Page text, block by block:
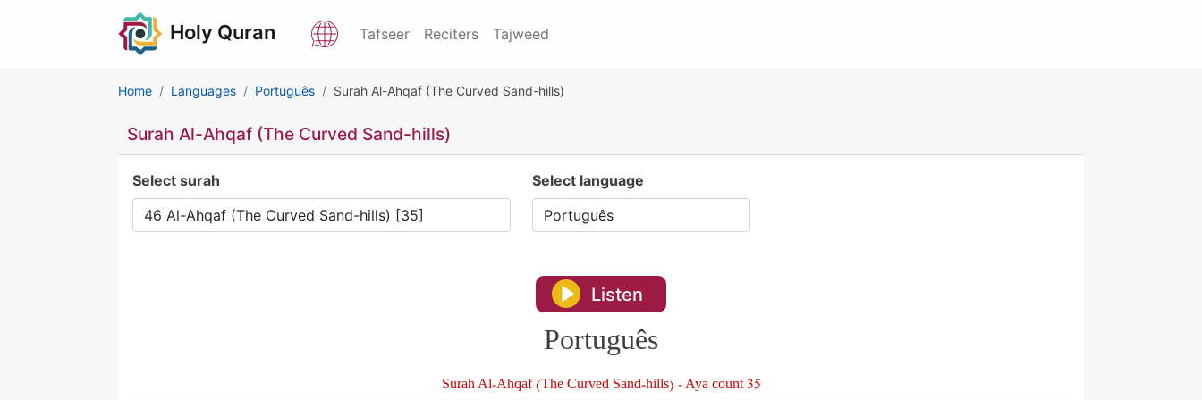
Holy Quran Tafseer Reciters Tajweed
Home Languages Português Surah Al-Ahqaf (The Curved Sand-hills)
Surah Al-Ahqaf (The Curved Sand-hills)
Select surah Select language
Listen
Português
Surah Al-Ahqaf (The Curved Sand-hills) - Aya count 35